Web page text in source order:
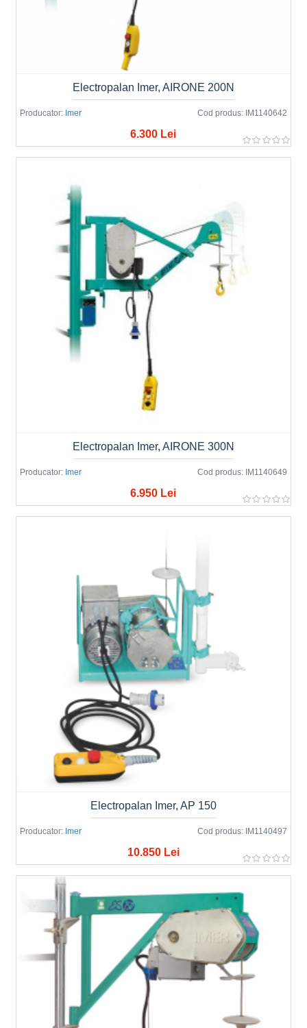
Producator: Imer Cod produs: IM1140642
Electropalan Imer, AIRONE 200N
6.300 Lei
Producator: Imer Cod produs: IM1140649
Electropalan Imer, AIRONE 300N
6.950 Lei
Producator: Imer Cod produs: IM1140497
Electropalan Imer, AP 150
10.850 Lei